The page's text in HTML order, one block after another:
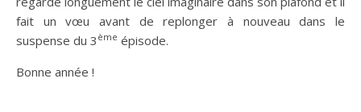
fait un vœu avant de replonger à nouveau dans le
suspense du 3 ème épisode.
Bonne année !